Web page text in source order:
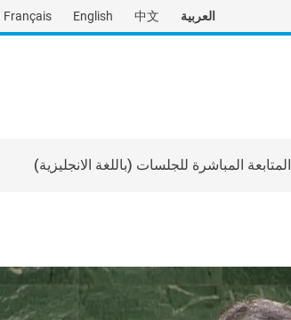
العربية 中文
English
Français
المتابعة المباشرة للجلسات (باللغة الانجليزية)